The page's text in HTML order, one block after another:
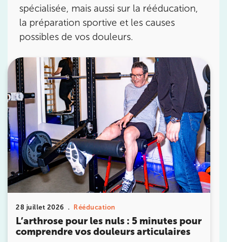
spécialisée, mais aussi sur la rééducation,
la préparation sportive et les causes
possibles de vos douleurs.
28 juillet 2026 Rééducation
L’arthrose pour les nuls : 5 minutes pour
comprendre vos douleurs articulaires
Prendre rendez-vous
avec les équipes
de Jérôme Auger